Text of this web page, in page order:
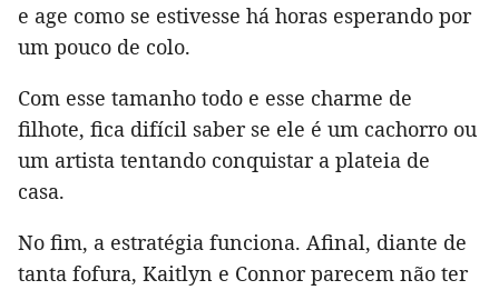
e age como se estivesse há horas esperando por
um pouco de colo.
Com esse tamanho todo e esse charme de
filhote, fica difícil saber se ele é um cachorro ou
um artista tentando conquistar a plateia de
casa.
No fim, a estratégia funciona. Afinal, diante de
tanta fofura, Kaitlyn e Connor parecem não ter